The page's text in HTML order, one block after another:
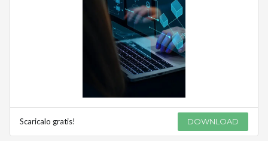
Scaricalo gratis! DOWNLOAD